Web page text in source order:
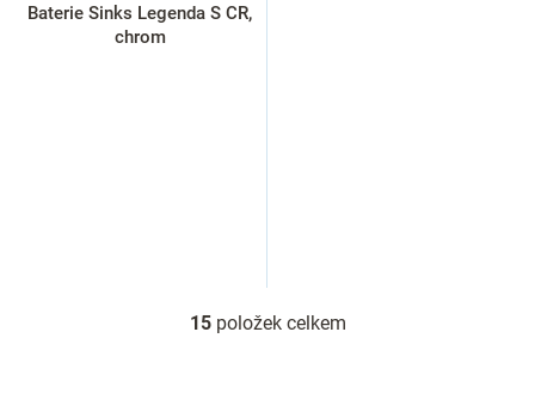
Baterie Sinks Legenda S CR,
chrom
O
15položek celkem